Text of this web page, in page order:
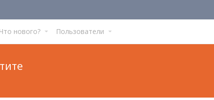
Что нового? Пользователи